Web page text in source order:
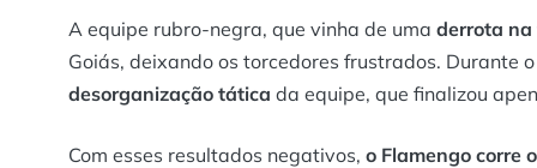
A equipe rubro-negra, que vinha de uma derrota na
Goiás, deixando os torcedores frustrados. Durante
desorganização tática da equipe, que finalizou
Com esses resultados negativos, o Flamengo corre